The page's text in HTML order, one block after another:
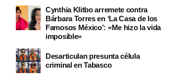
Cynthia Klitbo arremete contra
Bárbara Torres en ‘La Casa de los
Famosos México’: «Me hizo la vida
imposible»
Desarticulan presunta célula
criminal en Tabasco